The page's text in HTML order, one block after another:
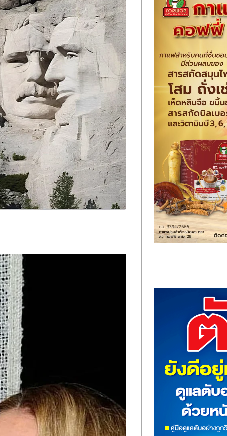
ยเดชมหาราช บรมนาถบพิตร
กรมสมเด็จพระเทพรัตนราชสุดาฯ
ชาน้ำมันจากสาธารณรัฐ
ามรู้ สร้างอาชีพ สร้างรายได้
ธิการมูลนิธิชัยพัฒนา เป็น
คุณภากมล รัตตเสรี กรรมการ
หญ่บริหารสินค้าซูเปอร์มาร์เก็ต
เป็นหนึ่งในผลิตภัณฑ์แห่งความ
บรมชนกาธิเบศร มหาภูมิพล
ำมันที่มีคุณประโยชน์และคุณค่า
โยชน์มากมาย โดยสามารถใช้
ที่สูงกว่าน้ำมันมะกอก คือ
นำมาจำหน่ายผ่านช่องทางที่
ร้างอาชีพ สร้างรายได้ สร้าง
รั้งนี้ว่า “กูร์เมต์ มาร์เก็ต รู้สึก
ต ได้ร่วมเป็นส่วนหนึ่งในการจัด
จัดขึ้นเป็นครั้งที่ 5 กับความร่วม
ละเพิ่มช่องทางจัดจำหน่ายให้
ทรพัฒน์ รวมถึง สินค้าคุณภา
นับสนุนและต่อยอดด้วยการ
วนผสมจากน้ำมันเมล็ดชา มาจัด
ำมันเมล็ดชาเพิ่มมากขึ้น”